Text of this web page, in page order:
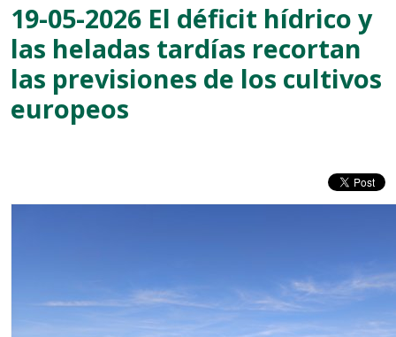
19-05-2026 El déficit hídrico y
las heladas tardías recortan
las previsiones de los cultivos
europeos